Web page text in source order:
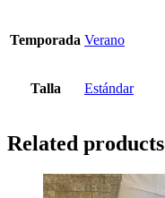
Temporada Verano
Talla Estándar
Related products